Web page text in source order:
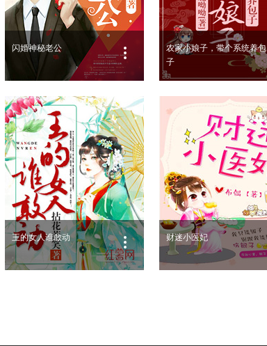
闪婚神秘老公
农家小娘子，带个系统养包
子
王的女人谁敢动 财迷小医妃